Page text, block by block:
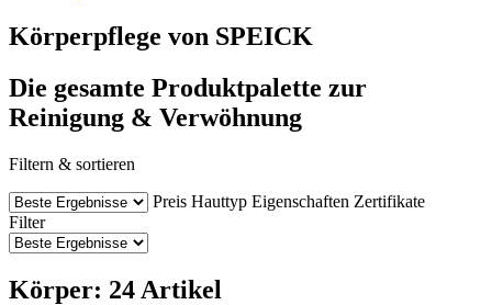
Körperpflege von SPEICK
Die gesamte Produktpalette zur
Reinigung & Verwöhnung
Filtern & sortieren
Preis Hauttyp Eigenschaften Zertifikate
Filter
Körper: 24 Artikel